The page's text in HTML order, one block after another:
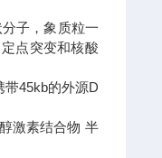
子，象质粒一
点突变和核酸
45kb的外源D
激素结合物 半